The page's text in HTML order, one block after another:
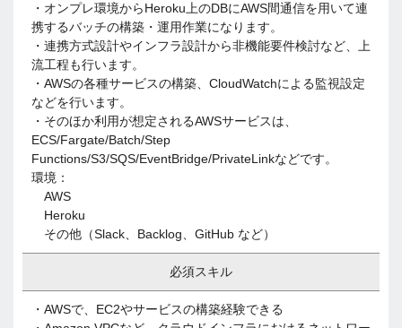
・オンプレ環境からHeroku上のDBにAWS間通信を用いて連
携するバッチの構築・運用作業になります。
・連携方式設計やインフラ設計から非機能要件検討など、上
流工程も行います。
・AWSの各種サービスの構築、CloudWatchによる監視設定
などを行います。
・そのほか利用が想定されるAWSサービスは、
ECS/Fargate/Batch/Step
Functions/S3/SQS/EventBridge/PrivateLinkなどです。
環境：
AWS
Heroku
その他（Slack、Backlog、GitHub など）
必須スキル
・AWSで、EC2やサービスの構築経験できる